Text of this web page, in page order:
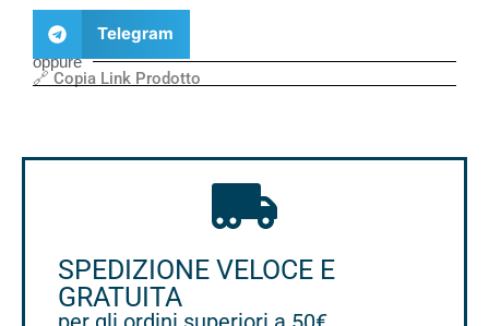
Telegram
oppure
🔗 Copia Link Prodotto
SPEDIZIONE VELOCE E
GRATUITA